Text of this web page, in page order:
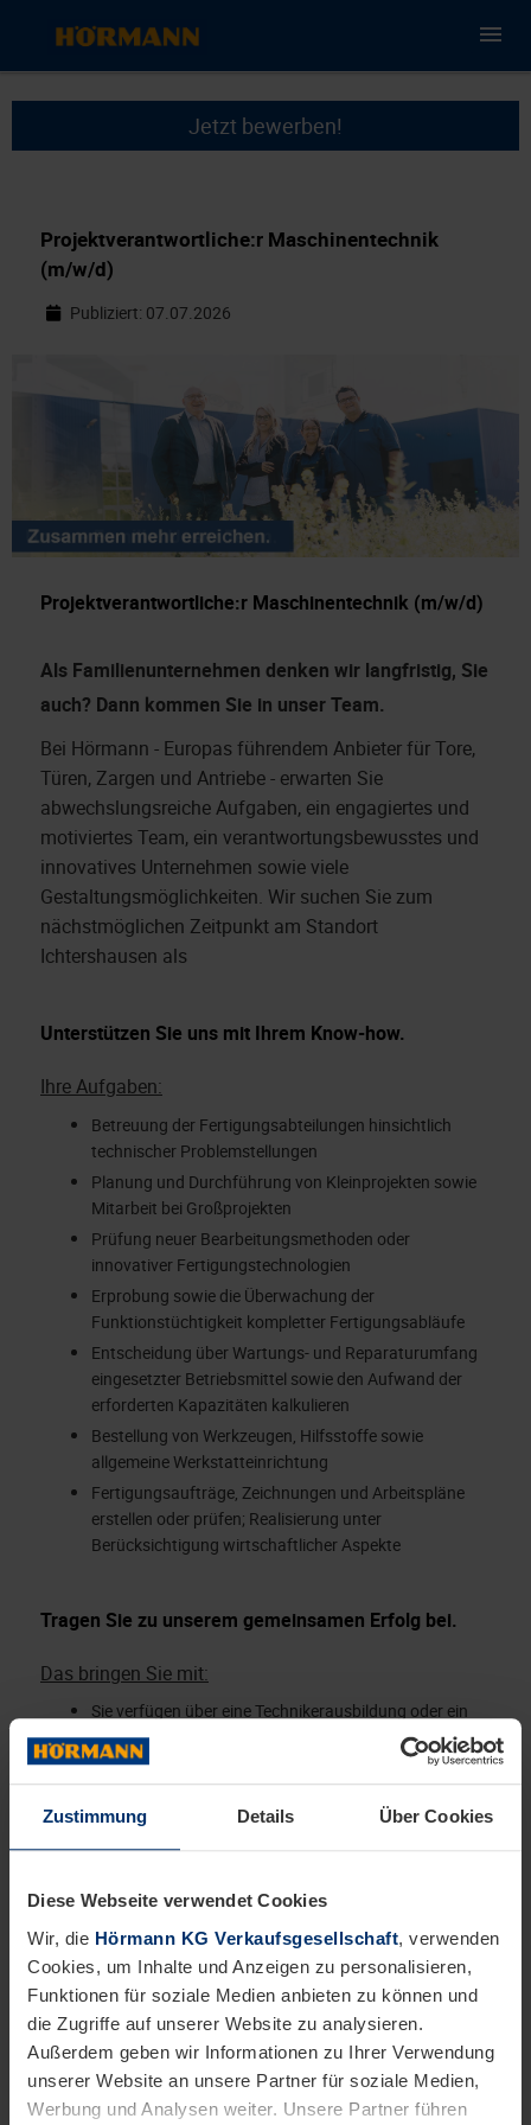
Zustimmung Details Über Cookies
Diese Webseite verwendet Cookies
Wir, die Hörmann KG Verkaufsgesellschaft, verwenden
Cookies, um Inhalte und Anzeigen zu personalisieren,
Funktionen für soziale Medien anbieten zu können und
die Zugriffe auf unserer Website zu analysieren.
Außerdem geben wir Informationen zu Ihrer Verwendung
unserer Website an unsere Partner für soziale Medien,
Werbung und Analysen weiter. Unsere Partner führen
Jetzt bewerben!
Projektverantwortliche:r Maschinentechnik
(m/w/d)
Publiziert: 07.07.2026
Projektverantwortliche:r Maschinentechnik (m/w/d)
Als Familienunternehmen denken wir langfristig, Sie
auch? Dann kommen Sie in unser Team.
Bei Hörmann - Europas führendem Anbieter für Tore,
Türen, Zargen und Antriebe - erwarten Sie
abwechslungsreiche Aufgaben, ein engagiertes und
motiviertes Team, ein verantwortungsbewusstes und
innovatives Unternehmen sowie viele
Gestaltungsmöglichkeiten. Wir suchen Sie zum
nächstmöglichen Zeitpunkt am Standort
Ichtershausen als
Unterstützen Sie uns mit Ihrem Know-how.
Ihre Aufgaben:
Betreuung der Fertigungsabteilungen hinsichtlich
technischer Problemstellungen
Planung und Durchführung von Kleinprojekten sowie
Mitarbeit bei Großprojekten
Prüfung neuer Bearbeitungsmethoden oder
innovativer Fertigungstechnologien
Erprobung sowie die Überwachung der
Funktionstüchtigkeit kompletter Fertigungsabläufe
Entscheidung über Wartungs- und Reparaturumfang
eingesetzter Betriebsmittel sowie den Aufwand der
erforderten Kapazitäten kalkulieren
Bestellung von Werkzeugen, Hilfsstoffe sowie
allgemeine Werkstatteinrichtung
Fertigungsaufträge, Zeichnungen und Arbeitspläne
erstellen oder prüfen; Realisierung unter
Berücksichtigung wirtschaftlicher Aspekte
Tragen Sie zu unserem gemeinsamen Erfolg bei.
Das bringen Sie mit:
Sie verfügen über eine Technikerausbildung oder ein
abgeschlossenes Studium im Bereich Maschinenbau,
Wirtschaftsingenieurwesen oder Elektrotechnik
(Outlook, Excel, Word, PowerPoint, Teams)
Kenntnisse im Umgang mit Inventor und AutoCAD
lösungsorientiertes Handeln
Ausgeprägte Kommunikationsfähigkeit
Zuverlässigkeit, Flexibilität und Leistungsbereitschaft
Dies wäre wünschenswert:
Erfahrungen im Projektmanagement
SAP-Kenntnisse